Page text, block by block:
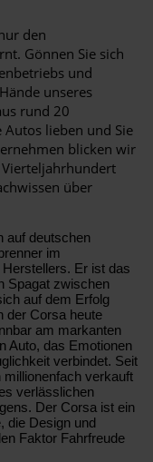
den
Gönnen Sie sich
und
unseres
rund 20
lieben und Sie
blicken wir
über
auf deutschen
im
Er ist das
Spagat zwischen
auf dem Erfolg
der Corsa heute
am markanten
Auto, das Emotionen
verbindet. Seit
verkauft
verlässlichen
Der Corsa ist ein
die Design und
Faktor Fahrfreude